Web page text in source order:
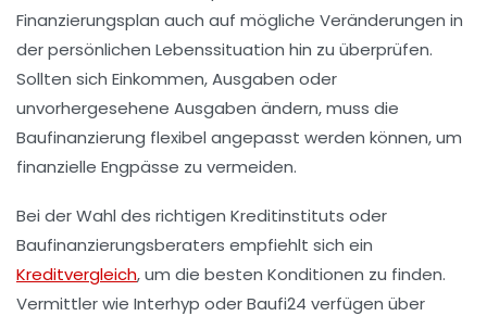
Finanzierungsplan auch auf mögliche Veränderungen in
der persönlichen Lebenssituation hin zu überprüfen.
Sollten sich Einkommen, Ausgaben oder
unvorhergesehene Ausgaben ändern, muss die
Baufinanzierung flexibel angepasst werden können, um
finanzielle Engpässe zu vermeiden.
Bei der Wahl des richtigen Kreditinstituts oder
Baufinanzierungsberaters empfiehlt sich ein
Kreditvergleich, um die besten Konditionen zu finden.
Vermittler wie Interhyp oder Baufi24 verfügen über